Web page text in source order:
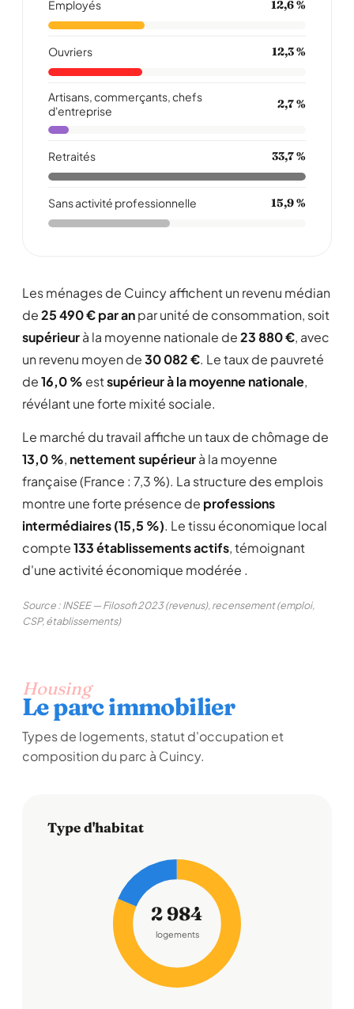
Employés 12,6 %
Ouvriers 12,3 %
Artisans, commerçants, chefs
d'entreprise
2,7 %
Retraités 33,7 %
Sans activité professionnelle 15,9 %
Les ménages de Cuincy affichent un revenu médian
de25 490 € par anpar unité de consommation, soit
supérieurà la moyenne nationale de23 880 €, avec
un revenu moyen de30 082 €. Le taux de pauvreté
de16,0 % estsupérieur à la moyenne nationale,
révélant une forte mixité sociale.
Le marché du travail affiche un taux de chômage de
13,0 %, nettement supérieurà la moyenne
française (France : 7,3 %). La structure des emplois
montre une forte présence de professions
intermédiaires (15,5 %). Le tissu économique local
compte133 établissements actifs, témoignant
d'une activité économique modérée .
Source : INSEE — Filosofi 2023 (revenus), recensement (emploi,
CSP, établissements)
Housing
Le parc immobilier
Types de logements, statut d'occupation et
composition du parc à Cuincy.
Type d'habitat
2 984
logements